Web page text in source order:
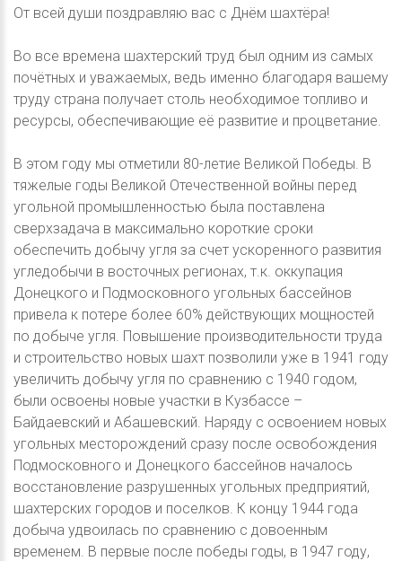
От всей души поздравляю вас с Днём шахтёра!
Во все времена шахтерский труд был одним из самых
почётных и уважаемых, ведь именно благодаря вашему
труду страна получает столь необходимое топливо и
ресурсы, обеспечивающие её развитие и процветание.
В этом году мы отметили 80-летие Великой Победы. В
тяжелые годы Великой Отечественной войны перед
угольной промышленностью была поставлена
сверхзадача в максимально короткие сроки
обеспечить добычу угля за счет ускоренного развития
угледобычи в восточных регионах, т.к. оккупация
Донецкого и Подмосковного угольных бассейнов
привела к потере более 60% действующих мощностей
по добыче угля. Повышение производительности труда
и строительство новых шахт позволили уже в 1941 году
увеличить добычу угля по сравнению с 1940 годом,
были освоены новые участки в Кузбассе –
Байдаевский и Абашевский. Наряду с освоением новых
угольных месторождений сразу после освобождения
Подмосковного и Донецкого бассейнов началось
восстановление разрушенных угольных предприятий,
шахтерских городов и поселков. К концу 1944 года
добыча удвоилась по сравнению с довоенным
временем. В первые после победы годы, в 1947 году,